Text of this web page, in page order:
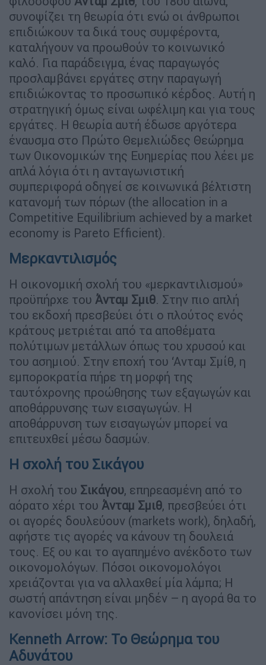
συνοψίζει τη θεωρία ότι ενώ οι άνθρωποι
επιδιώκουν τα δικά τους συμφέροντα,
καταλήγουν να προωθούν το κοινωνικό
καλό. Για παράδειγμα, ένας παραγωγός
προσλαμβάνει εργάτες στην παραγωγή
επιδιώκοντας το προσωπικό κέρδος. Αυτή η
στρατηγική όμως είναι ωφέλιμη και για τους
εργάτες. Η θεωρία αυτή έδωσε αργότερα
έναυσμα στο Πρώτο Θεμελιώδες Θεώρημα
των Οικονομικών της Ευημερίας που λέει με
απλά λόγια ότι η ανταγωνιστική
συμπεριφορά οδηγεί σε κοινωνικά βέλτιστη
κατανομή των πόρων (the allocation in a
Competitive Equilibrium achieved by a market
economy is Pareto Efficient).
Μερκαντιλισμός
Η οικονομική σχολή του «μερκαντιλισμού»
προϋπήρχε του Άνταμ Σμιθ. Στην πιο απλή
του εκδοχή πρεσβεύει ότι ο πλούτος ενός
κράτους μετριέται από τα αποθέματα
πολύτιμων μετάλλων όπως του χρυσού και
του ασημιού. Στην εποχή του ‘Ανταμ Σμίθ, η
εμποροκρατία πήρε τη μορφή της
ταυτόχρονης προώθησης των εξαγωγών και
αποθάρρυνσης των εισαγωγών. Η
αποθάρρυνση των εισαγωγών μπορεί να
επιτευχθεί μέσω δασμών.
Η σχολή του Σικάγου
Η σχολή του Σικάγου, επηρεασμένη από το
αόρατο χέρι του Άνταμ Σμιθ, πρεσβεύει ότι
οι αγορές δουλεύουν (markets work), δηλαδή,
αφήστε τις αγορές να κάνουν τη δουλειά
τους. Εξ ου και το αγαπημένο ανέκδοτο των
οικονομολόγων. Πόσοι οικονομολόγοι
χρειάζονται για να αλλαχθεί μία λάμπα; Η
σωστή απάντηση είναι μηδέν – η αγορά θα το
κανονίσει μόνη της.
Kenneth Arrow: To Θεώρημα του
Αδυνάτου